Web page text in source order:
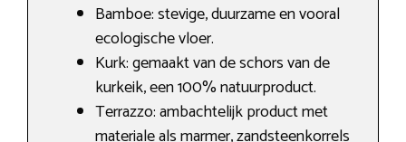
Bamboe: stevige, duurzame en vooral
ecologische vloer.
Kurk: gemaakt van de schors van de
kurkeik, een 100% natuurproduct.
Terrazzo: ambachtelijk product met